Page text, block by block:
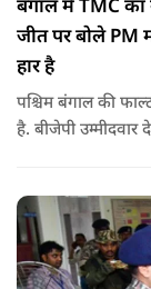
बंगाल में TMC का
जीत पर बोले PM
हार है
पश्चिम बंगाल की
है. बीजेपी उम्मीदवार